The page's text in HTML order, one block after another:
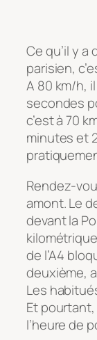
Ce qu’il y
parisien,
A 80 km/h,
secondes
c’est à 70
minutes et
Rendez-
amont. Le
devant la
de l’A4
deuxième,
Les
Et pourtant,
l’heure de